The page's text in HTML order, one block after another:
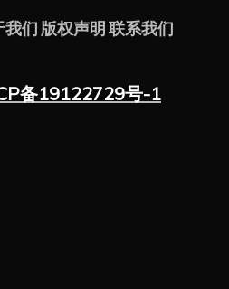
我们 版权声明 联系我们
备19122729号-1